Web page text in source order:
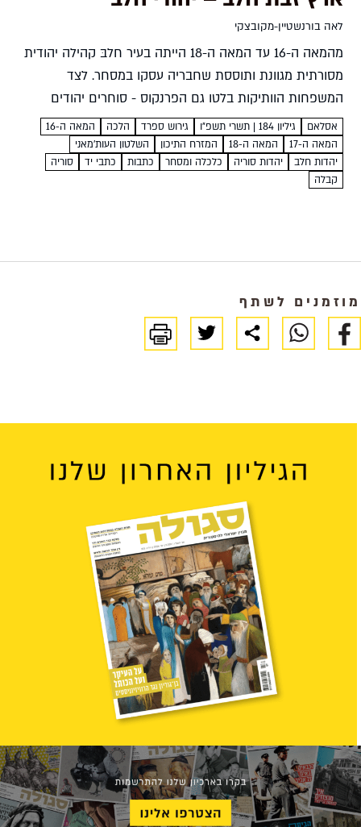
לאה בורנשטיין-מקובצקי
מהמאה ה-16 עד המאה ה-18 הייתה בעיר חלבּ קהילה יהודית
מסורתית מגוונת ותוססת שחבריה עסקו במסחר. לצד
המשפחות הוותיקות בלטו גם הפרנקוס - סוחרים יהודים
מאיטליה שהביאו עמם רוח חדשה לעיר. סיפורו של אליהו
סילוירה...
אסלאם גיליון 184 | תשרי תשפ״ו גירוש ספרד הלכה
המאה ה-16
המאה ה-17
המאה ה-18 המזרח התיכון
השלטון העות'מאני
יהדות חלב
יהדות סוריה כלכלה ומסחר כתבות כתבי יד
סוריה
קבלה
מוזמנים לשתף